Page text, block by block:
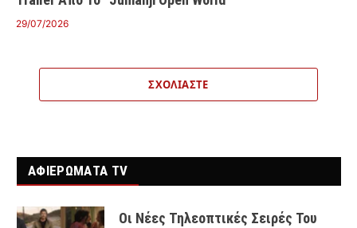
29/07/2026
ΣΧΟΛΙΆΣΤΕ
ΑΦΙΕΡΩΜΑΤΑ TV
Οι Νέες Τηλεοπτικές Σειρές Του